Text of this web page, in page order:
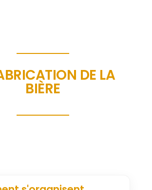
DE LA
BIÈRE